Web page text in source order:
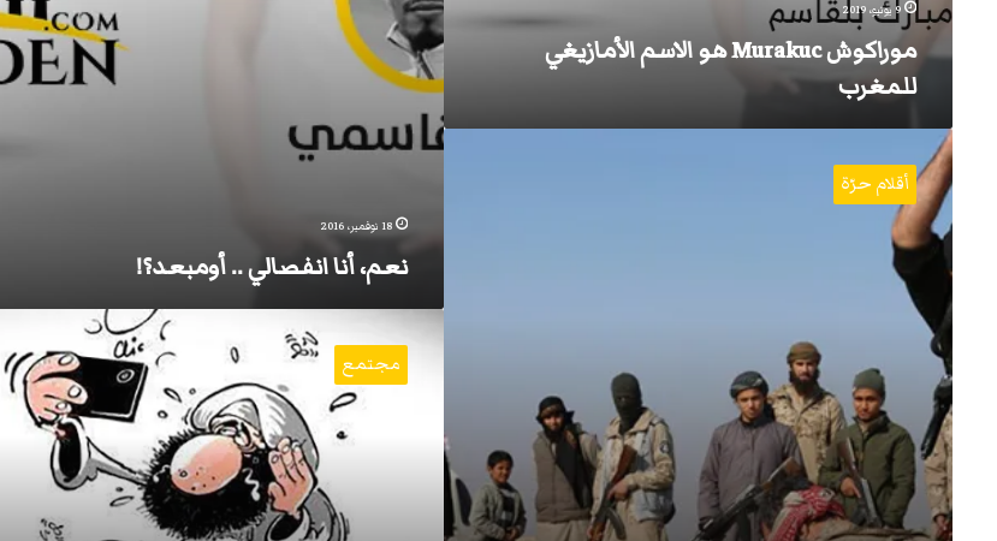
9 يونيو، 2019
موراكوش Murakuc هو الاسم الأمازيغي
للمغرب
18 نوفمبر، 2016
نعم، أنا انفصالي .. أومبعد؟!
قتل
المرتد
في
قوانين
الدول
الإسلامية
وقوانين
جامعة
الدول
العربية
أقلام حرّة
جمعية
“العلماء”
مجتمع